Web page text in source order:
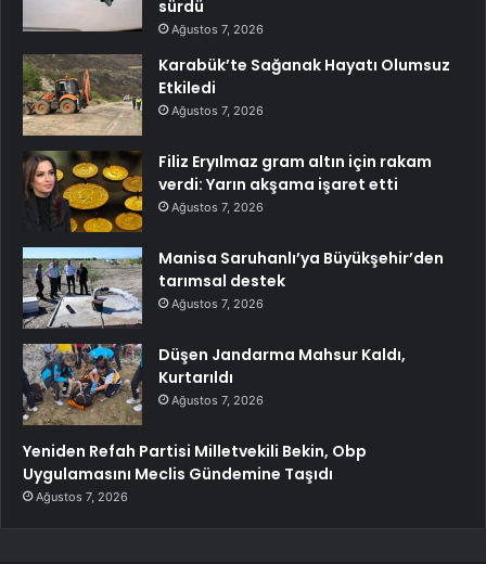
sürdü
Ağustos 7, 2026
Karabük’te Sağanak Hayatı Olumsuz
Etkiledi
Ağustos 7, 2026
Filiz Eryılmaz gram altın için rakam
verdi: Yarın akşama işaret etti
Ağustos 7, 2026
Manisa Saruhanlı’ya Büyükşehir’den
tarımsal destek
Ağustos 7, 2026
Düşen Jandarma Mahsur Kaldı,
Kurtarıldı
Ağustos 7, 2026
Yeniden Refah Partisi Milletvekili Bekin, Obp
Uygulamasını Meclis Gündemine Taşıdı
Ağustos 7, 2026